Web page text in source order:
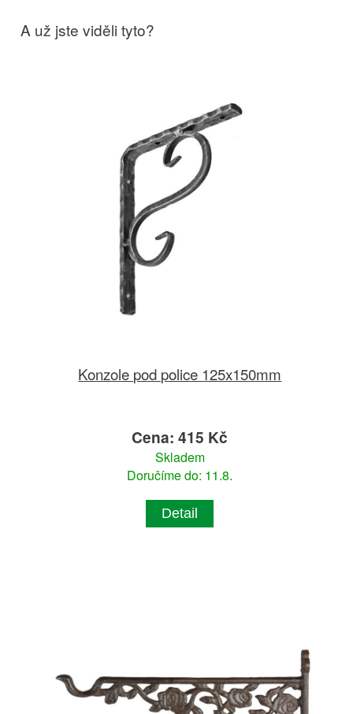
A už jste viděli tyto?
Konzole pod police 125x150mm
Cena: 415 Kč
Skladem
Doručíme do: 11.8.
Detail